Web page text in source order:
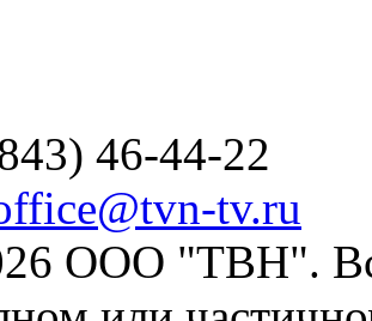
46-44-22
tv.ru
ООО "ТВН".